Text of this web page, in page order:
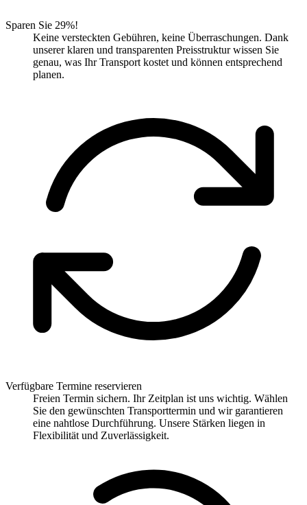
Sparen Sie 29%!
Keine versteckten Gebühren, keine Überraschungen. Dank
unserer klaren und transparenten Preisstruktur wissen Sie
genau, was Ihr Transport kostet und können entsprechend
planen.
Verfügbare Termine reservieren
Freien Termin sichern. Ihr Zeitplan ist uns wichtig. Wählen
Sie den gewünschten Transporttermin und wir garantieren
eine nahtlose Durchführung. Unsere Stärken liegen in
Flexibilität und Zuverlässigkeit.